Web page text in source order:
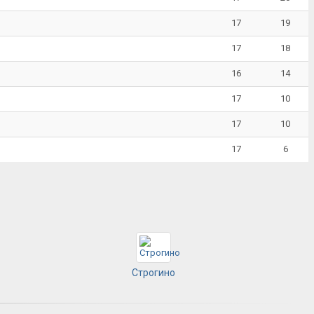
17 19
17 18
16 14
17 10
17 10
17 6
Строгино